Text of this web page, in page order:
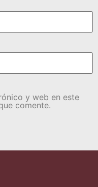
y web en este
comente.